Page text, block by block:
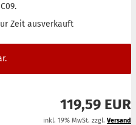
Zeit ausverkauft
119,59 EUR
inkl. 19% MwSt. zzgl. Versand